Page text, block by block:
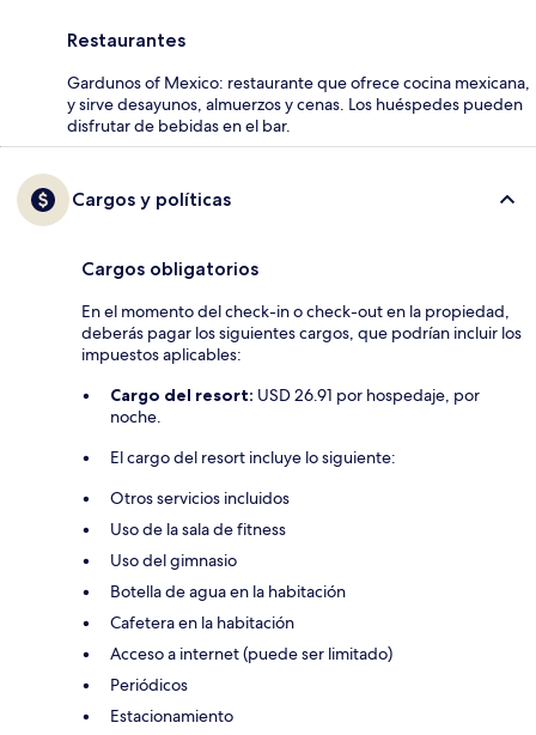
Restaurantes
Gardunos of Mexico: restaurante que ofrece cocina mexicana,
y sirve desayunos, almuerzos y cenas. Los huéspedes pueden
disfrutar de bebidas en el bar.
Cargos y políticas
Cargos obligatorios
En el momento del check-in o check-out en la propiedad,
deberás pagar los siguientes cargos, que podrían incluir los
impuestos aplicables:
Cargo del resort: USD 26.91 por hospedaje, por
noche.
El cargo del resort incluye lo siguiente:
Otros servicios incluidos
Uso de la sala de fitness
Uso del gimnasio
Botella de agua en la habitación
Cafetera en la habitación
Acceso a internet (puede ser limitado)
Periódicos
Estacionamiento